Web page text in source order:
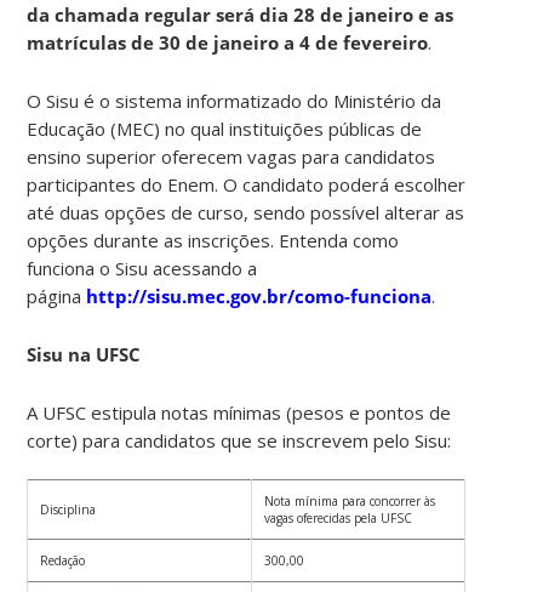
da chamada regular será dia 28 de janeiro e as
matrículas de 30 de janeiro a 4 de fevereiro.
O Sisu é o sistema informatizado do Ministério da
Educação (MEC) no qual instituições públicas de
ensino superior oferecem vagas para candidatos
participantes do Enem. O candidato poderá escolher
até duas opções de curso, sendo possível alterar as
opções durante as inscrições. Entenda como
funciona o Sisu acessando a
página http://sisu.mec.gov.br/como-funciona.
Sisu na UFSC
A UFSC estipula notas mínimas (pesos e pontos de
corte) para candidatos que se inscrevem pelo Sisu:
Disciplina
Nota mínima para concorrer às
vagas oferecidas pela UFSC
Redação 300,00